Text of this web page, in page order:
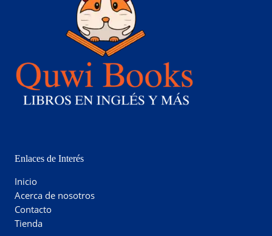
Enlaces de Interés
Inicio
Acerca de nosotros
Contacto
Tienda